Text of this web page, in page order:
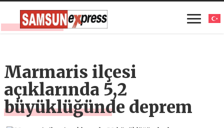
Marmaris ilçesi
açıklarında 5,2
büyüklüğünde deprem